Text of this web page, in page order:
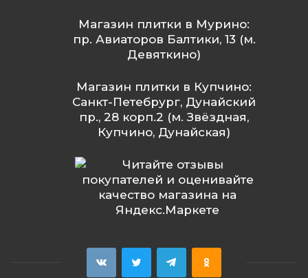
Магазин плитки в Мурино:
пр. Авиаторов Балтики, 13 (м.
Девяткино)
Магазин плитки в Купчино:
Санкт-Петебрург, Дунайский
пр., 28 корп.2 (м. Звёздная,
Купчино, Дунайская)